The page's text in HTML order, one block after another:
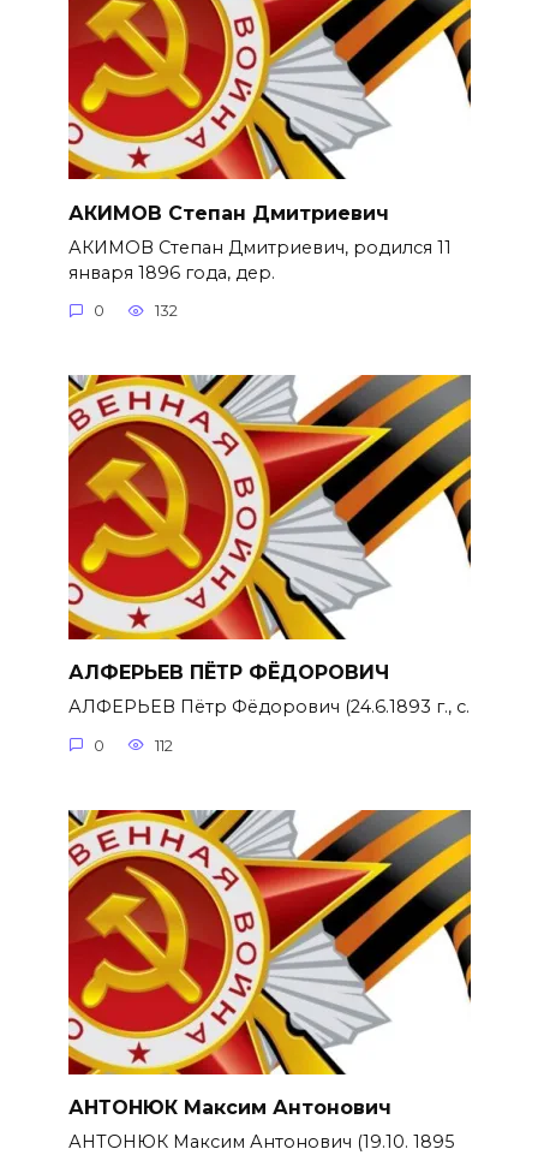
АКИМОВ Степан Дмитриевич
АКИМОВ Степан Дмитриевич, родился 11
января 1896 года, дер.
0 132
АЛФЕРЬЕВ ПЁТР ФЁДОРОВИЧ
АЛФЕРЬЕВ Пётр Фёдорович (24.6.1893 г., с.
0 112
АНТОНЮК Максим Антонович
АНТОНЮК Максим Антонович (19.10. 1895